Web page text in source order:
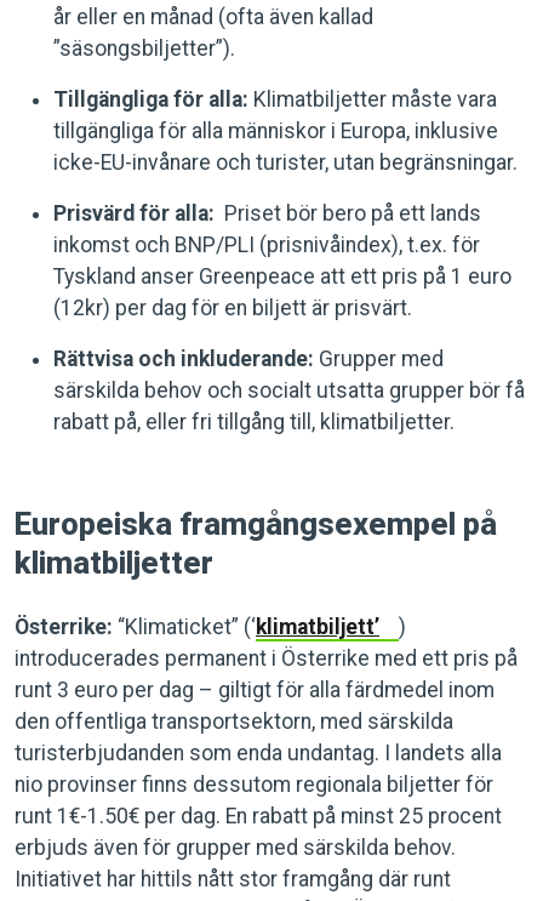
år eller en månad (ofta även kallad
”säsongsbiljetter”).
Tillgängliga för alla: Klimatbiljetter måste vara
tillgängliga för alla människor i Europa, inklusive
icke-EU-invånare och turister, utan begränsningar.
Prisvärd för alla: Priset bör bero på ett lands
inkomst och BNP/PLI (prisnivåindex), t.ex. för
Tyskland anser Greenpeace att ett pris på 1 euro
(12kr) per dag för en biljett är prisvärt.
Rättvisa och inkluderande: Grupper med
särskilda behov och socialt utsatta grupper bör få
rabatt på, eller fri tillgång till, klimatbiljetter.
Europeiska framgångsexempel på
klimatbiljetter
Österrike: “Klimaticket” (‘ klimatbiljett’
)
introducerades permanent i Österrike med ett pris på
runt 3 euro per dag – giltigt för alla färdmedel inom
den offentliga transportsektorn, med särskilda
turisterbjudanden som enda undantag. I landets alla
nio provinser finns dessutom regionala biljetter för
runt 1€-1.50€ per dag. En rabatt på minst 25 procent
erbjuds även för grupper med särskilda behov.
Initiativet har hittils nått stor framgång där runt